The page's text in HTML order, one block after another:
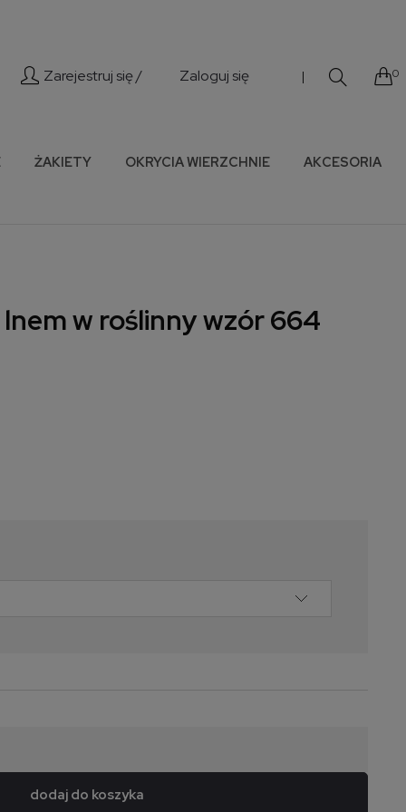
Zarejestruj się / Zaloguj się | 0
ŻAKIETY OKRYCIA WIERZCHNIE
AKCESORIA
w roślinny wzór 664
dodaj do koszyka